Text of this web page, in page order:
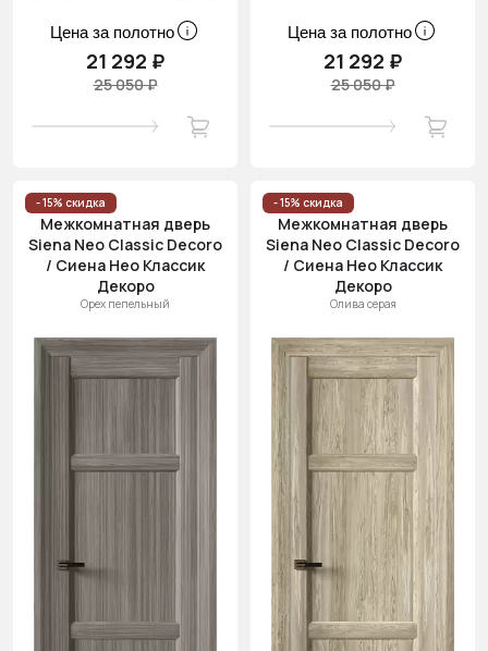
Цена за полотно
21 292 ₽
25 050 ₽
Цена за полотно
21 292 ₽
25 050 ₽
- 15% скидка
Межкомнатная дверь
Siena Neo Classic Decoro
/ Сиена Нео Классик
Декоро
Орех пепельный
- 15% скидка
Межкомнатная дверь
Siena Neo Classic Decoro
/ Сиена Нео Классик
Декоро
Олива серая